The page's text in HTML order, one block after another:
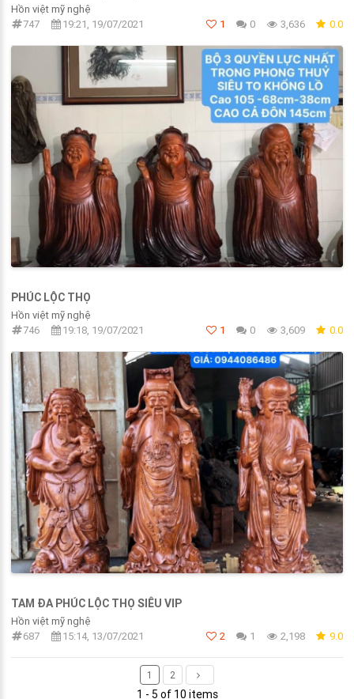
Hồn việt mỹ nghệ
747
19:21, 19/07/2021 1 0 3,636 0.0
PHÚC LỘC THỌ
Hồn việt mỹ nghệ
746
19:18, 19/07/2021 1 0 3,609 0.0
TAM ĐA PHÚC LỘC THỌ SIÊU VIP
Hồn việt mỹ nghệ
687
15:14, 13/07/2021 2 1 2,198 9.0
1 2
1 - 5 of 10 items